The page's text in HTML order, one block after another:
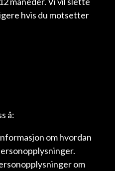
hvis du motsetter
å:
om hvordan
om